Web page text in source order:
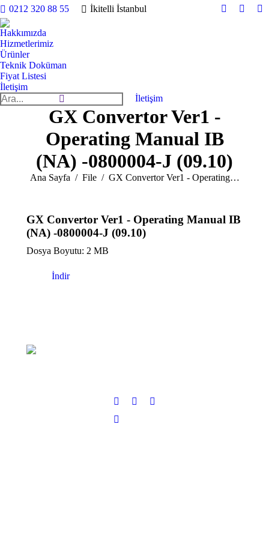
0212 320 88 55 İkitelli İstanbul
YouTube
Hakkımızda
Hizmetlerimiz
Ürünler
Teknik Doküman
Fiyat Listesi
İletişim
Search:
İletişim
GX Convertor Ver1 -
Operating Manual IB
(NA) -0800004-J (09.10)
You are here:
Ana Sayfa File GX Convertor Ver1 - Operating…
GX Convertor Ver1 - Operating Manual IB
(NA) -0800004-J (09.10)
Dosya Boyutu: 2 MB
İndir